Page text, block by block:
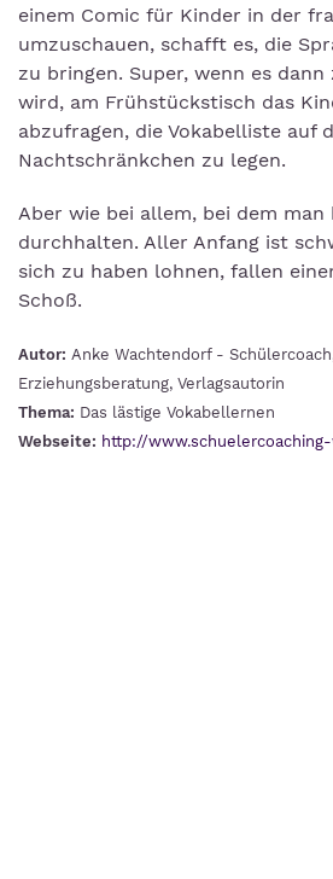
einem Comic für Kinder in der
umzuschauen, schafft es, die
zu bringen. Super, wenn es
wird, am Frühstückstisch das
abzufragen, die Vokabelliste auf
Nachtschränkchen zu legen.
Aber wie bei allem, bei dem
durchhalten. Aller Anfang ist
sich zu haben lohnen, fallen
Schoß.
Autor: Anke Wachtendorf -
Erziehungsberatung, Verlagsautorin
Thema: Das lästige Vokabellernen
Webseite: http://